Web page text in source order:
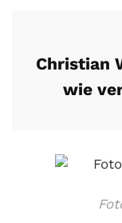
Christian
wie